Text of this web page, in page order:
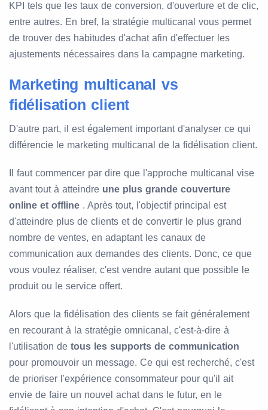
KPI tels que les taux de conversion, d'ouverture et de clic,
entre autres. En bref, la stratégie multicanal vous permet
de trouver des habitudes d'achat afin d'effectuer les
ajustements nécessaires dans la campagne marketing.
Marketing multicanal vs
fidélisation client
D'autre part, il est également important d'analyser ce qui
différencie le marketing multicanal de la fidélisation client.
Il faut commencer par dire que l'approche multicanal vise
avant tout à atteindre une plus grande couverture
online et offline . Après tout, l'objectif principal est
d'atteindre plus de clients et de convertir le plus grand
nombre de ventes, en adaptant les canaux de
communication aux demandes des clients. Donc, ce que
vous voulez réaliser, c'est vendre autant que possible le
produit ou le service offert.
Alors que la fidélisation des clients se fait généralement
en recourant à la stratégie omnicanal, c'est-à-dire à
l'utilisation de tous les supports de communication
pour promouvoir un message. Ce qui est recherché, c'est
de prioriser l'expérience consommateur pour qu'il ait
envie de faire un nouvel achat dans le futur, en le